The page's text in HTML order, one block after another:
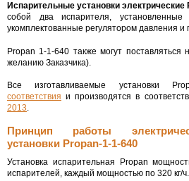
Испарительные установки электрические
собой два испарителя,
укомплектованные регулятором давления и
Propan 1-1-640 также могут
желанию Заказчика).
Все изготавливаемые установки
соответствия и производятся в
2013.
Принцип работы
установки Propan-1-1-640
Установка испарительная Propan
испарителей, каждый мощностью по 320 кг/ч.